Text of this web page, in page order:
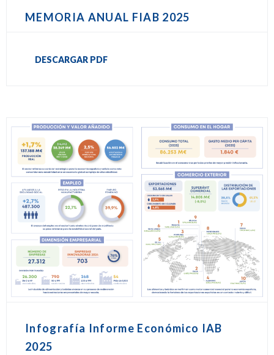
MEMORIA ANUAL FIAB 2025
DESCARGAR PDF
Infografía Informe Económico IAB
2025